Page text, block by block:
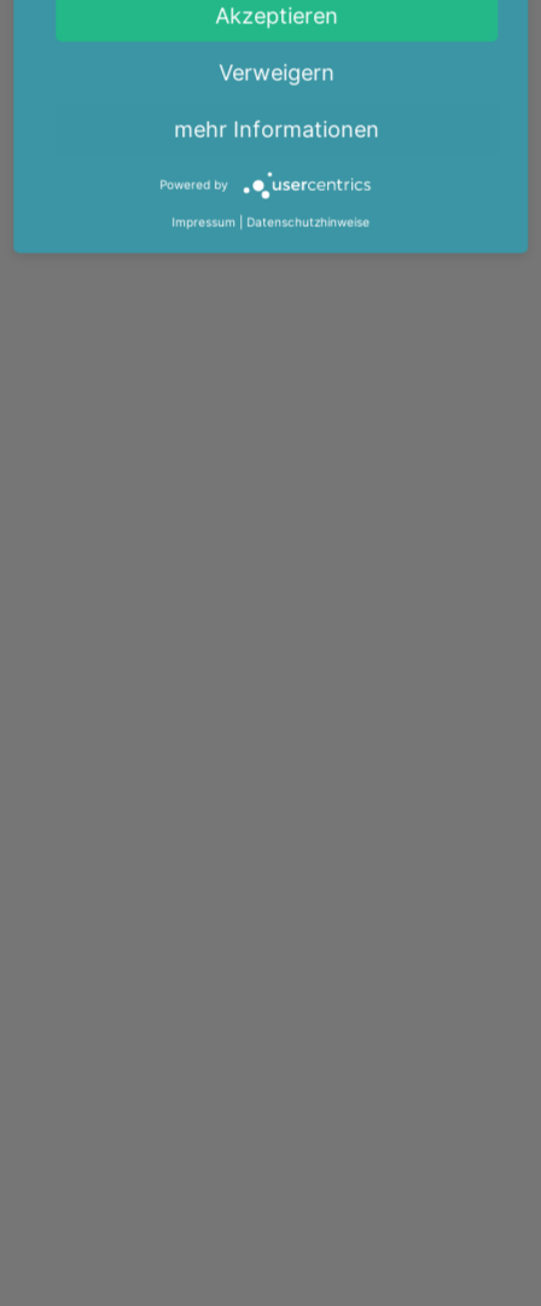
Akzeptieren
Verweigern
mehr Informationen
Powered by
Impressum Datenschutzhinweise